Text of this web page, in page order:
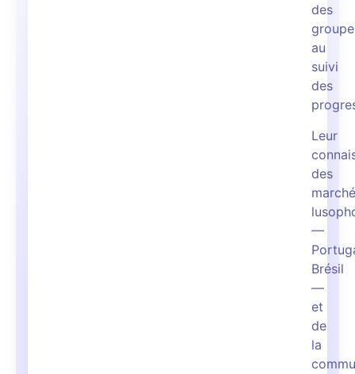
des
au
suivi
des
Leur
des
—
Brésil
—
et
de
la